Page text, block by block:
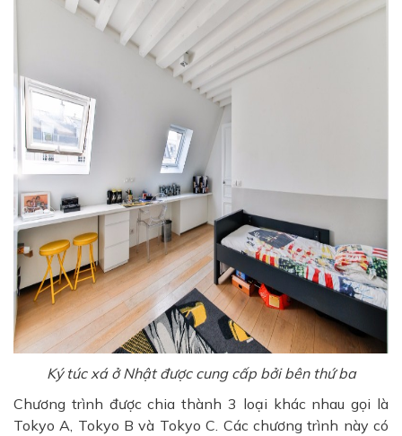
Ký túc xá ở Nhật được cung cấp bởi bên thứ ba
Chương trình được chia thành 3 loại khác nhau gọi là
Tokyo A, Tokyo B và Tokyo C. Các chương trình này có